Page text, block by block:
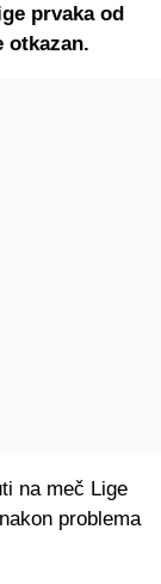
prvaka od
otkazan.
na meč Lige
problema